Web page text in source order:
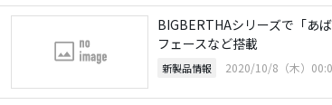
BIGBERTHAシリーズで「あ
フェースなど搭載
新製品情報 2020/10/8（木）